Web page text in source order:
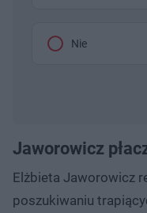
Nie
Jaworowicz
Elżbieta Jaworowicz
poszukiwaniu